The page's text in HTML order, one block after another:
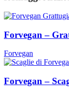
Forvegan –
Forvegan
Forvegan –